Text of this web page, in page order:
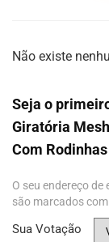
Não existe
Seja o
Giratória
Com
O seu endereço
são marcados com
Sua Votação